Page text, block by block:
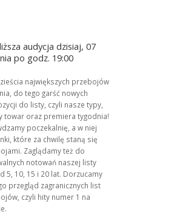
audycja dzisiaj, 07
po godz. 19:00
największych przebojów
do tego garść nowych
do listy, czyli nasze typy,
towar oraz premiera tygodnia!
poczekalnię, a w niej
które za chwilę staną się
Zaglądamy też do
notowań naszej listy
5, 10, 15 i 20 lat. Dorzucamy
przegląd zagranicznych list
czyli hity numer 1 na